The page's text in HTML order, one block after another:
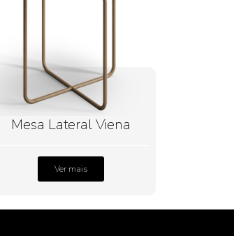
Mesa Lateral Viena
Ver mais